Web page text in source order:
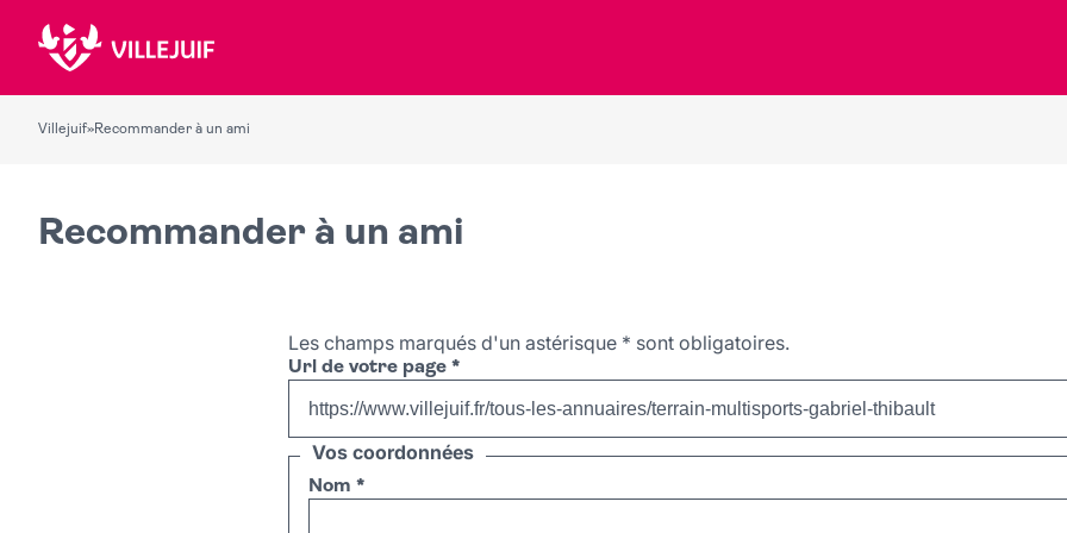
Villejuif»Recommander à un ami
Recommander à un ami
Les champs marqués d'un astérisque * sont obligatoires.
Url de votre page *
Vos coordonnées
Nom *